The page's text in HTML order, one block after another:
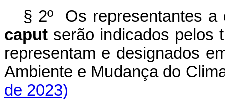
§ 2º Os representantes
caput serão indicados pelos
representam e designados
Ambiente e Mudança do
de 2023)